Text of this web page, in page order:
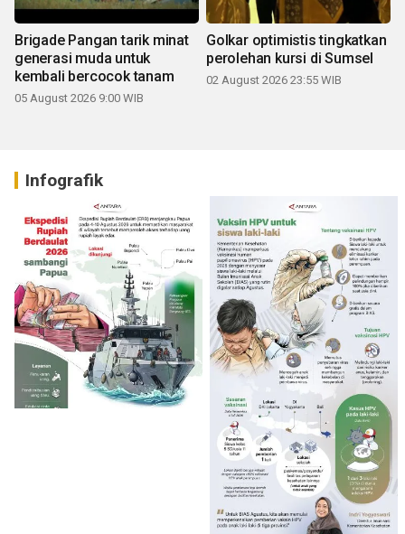
Brigade Pangan tarik minat
generasi muda untuk
kembali bercocok tanam
05 August 2026 9:00 WIB
Golkar optimistis tingkatkan
perolehan kursi di Sumsel
02 August 2026 23:55 WIB
Infografik